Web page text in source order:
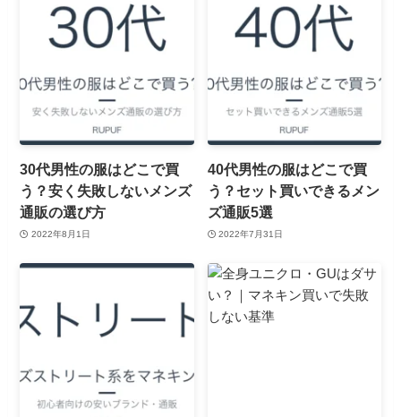
30代男性の服はどこで買
う？安く失敗しないメンズ
通販の選び方
2022年8月1日
40代男性の服はどこで買
う？セット買いできるメン
ズ通販5選
2022年7月31日